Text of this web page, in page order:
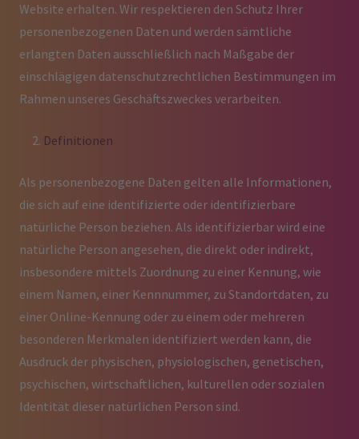
Website erhalten. Wir respektieren den Schutz Ihrer
personenbezogenen Daten und werden sämtliche
erlangten Daten ausschließlich nach Maßgabe der
einschlägigen datenschutzrechtlichen Bestimmungen im
Rahmen unseres Geschäftszweckes verarbeiten.
Definitionen
Als personenbezogene Daten gelten alle Informationen,
die sich auf eine identifizierte oder identifizierbare
natürliche Person beziehen. Als identifizierbar wird eine
natürliche Person angesehen, die direkt oder indirekt,
insbesondere mittels Zuordnung zu einer Kennung, wie
einem Namen, einer Kennnummer, zu Standortdaten, zu
einer Online-Kennung oder zu einem oder mehreren
besonderen Merkmalen identifiziert werden kann, die
Ausdruck der physischen, physiologischen, genetischen,
psychischen, wirtschaftlichen, kulturellen oder sozialen
Identität dieser natürlichen Person sind.